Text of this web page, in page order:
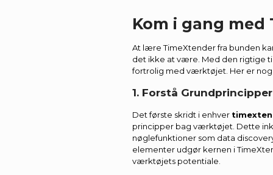
Kom i gang med
At lære TimeXtender fra bunden
det ikke at være. Med den rigtige
fortrolig med værktøjet. Her er
1. Forstå
Det første skridt i enhver
principper bag værktøjet. Dette
nøglefunktioner som data
elementer udgør kernen i
værktøjets potentiale.